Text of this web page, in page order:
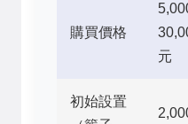
購買價格
元
初始設置